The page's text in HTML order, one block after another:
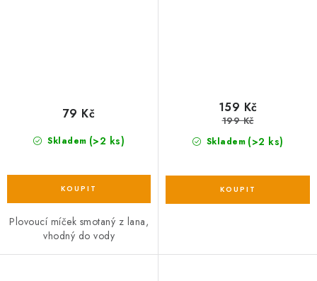
Skladem (>2 ks)
79 Kč
Plovoucí míček smotaný z lana,
vhodný do vody
Skladem (>2 ks)
159 Kč
199 Kč